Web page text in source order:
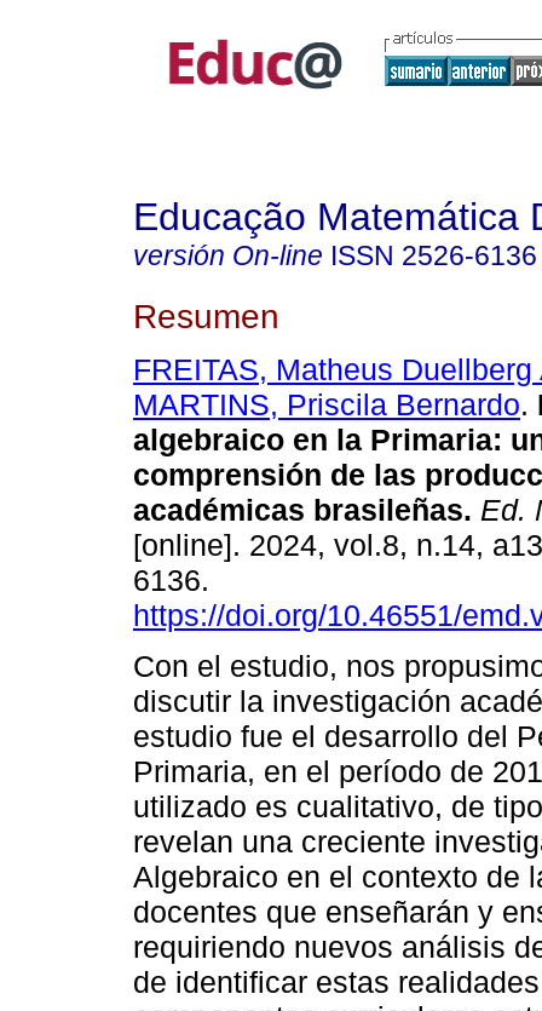
Educação Matemática
versión On-line ISSN 2526-6136
Resumen
FREITAS, Matheus
MARTINS, Priscila Bernardo.
algebraico en la Primaria:
comprensión de las
académicas brasileñas. Ed.
[online]. 2024, vol.8, n.14,
6136.
https://doi.org/10.46551/
Con el estudio, nos
discutir la investigación
estudio fue el desarrollo del
Primaria, en el período de
utilizado es cualitativo, de
revelan una creciente
Algebraico en el contexto de
docentes que enseñarán y
requiriendo nuevos análisis
de identificar estas